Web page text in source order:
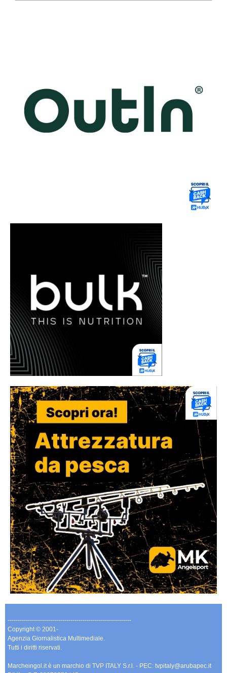
-------------------------------------------------------------
Copyright © 2001-
Agenzia Giornalistica Multimediale.
Tutti i diritti riservati.
Marcheingol.it è un marchio di TVP ITALY S.r.l. - PEC: tvpitaly@arubapec.it